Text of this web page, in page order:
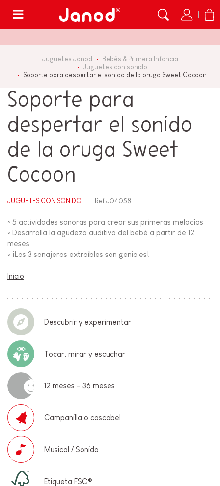
Juguetes Janod
Bebés & Primera Infancia
Juguetes con sonido
Soporte para despertar el sonido de la oruga Sweet Cocoon
Soporte para
despertar el sonido
de la oruga Sweet
Cocoon
JUGUETES CON SONIDO RefJ04058
◦ 5 actividades sonoras para crear sus primeras melodías
◦ Desarrolla la agudeza auditiva del bebé a partir de 12
meses
◦ ¡Los 3 sonajeros extraíbles son geniales!
Inicio
Descubrir y experimentar
Tocar, mirar y escuchar
12 meses - 36 meses
Campanilla o cascabel
Musical / Sonido
Etiqueta FSC®